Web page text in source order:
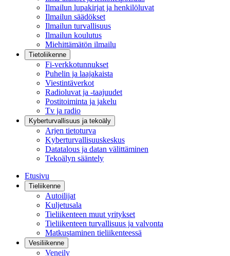
Ilmailun lupakirjat ja henkilöluvat
Ilmailun säädökset
Ilmailun turvallisuus
Ilmailun koulutus
Miehittämätön ilmailu
Tietoliikenne
Fi-verkkotunnukset
Puhelin ja laajakaista
Viestintäverkot
Radioluvat ja -taajuudet
Postitoiminta ja jakelu
Tv ja radio
Kyberturvallisuus ja tekoäly
Arjen tietoturva
Kyberturvallisuuskeskus
Datatalous ja datan välittäminen
Tekoälyn sääntely
Etusivu
Tieliikenne
Autoilijat
Kuljetusala
Tieliikenteen muut yritykset
Tieliikenteen turvallisuus ja valvonta
Matkustaminen tieliikenteessä
Vesiliikenne
Veneily